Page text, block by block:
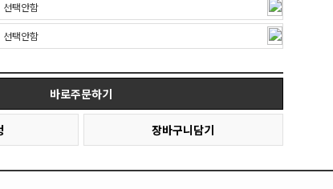
선택안함
선택안함
바로주문하기
장바구니담기